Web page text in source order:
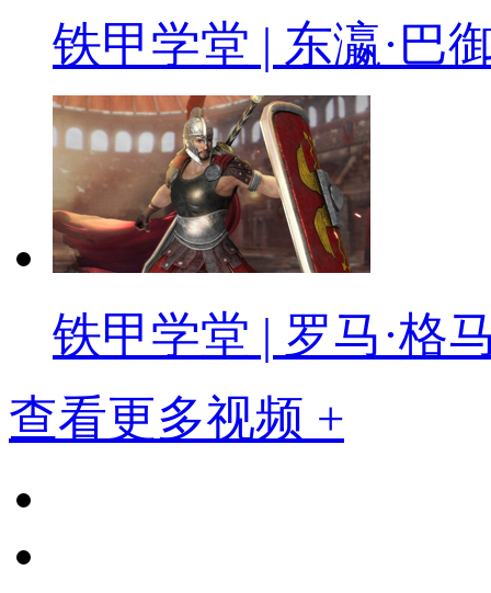
铁甲学堂 | 东瀛·巴
铁甲学堂 | 罗马·格
查看更多视频 +